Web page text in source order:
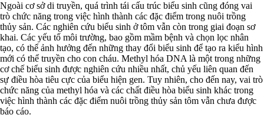
Ngoài cơ sở di truyền, quá trình tái cấu trúc biểu sinh cũng đóng vai
trò chức năng trong việc hình thành các đặc điểm trong nuôi trồng
thủy sản. Các nghiên cứu biểu sinh ở tôm vẫn còn trong giai đoạn sơ
khai. Các yếu tố môi trường, bao gồm mầm bệnh và chọn lọc nhân
tạo, có thể ảnh hưởng đến những thay đổi biểu sinh để tạo ra kiểu hình
mới có thể truyền cho con cháu. Methyl hóa DNA là một trong những
cơ chế biểu sinh được nghiên cứu nhiều nhất, chủ yếu liên quan đến
sự điều hòa tiêu cực của biểu hiện gen. Tuy nhiên, cho đến nay, vai trò
chức năng của methyl hóa và các chất điều hòa biểu sinh khác trong
việc hình thành các đặc điểm nuôi trồng thủy sản tôm vẫn chưa được
báo cáo.